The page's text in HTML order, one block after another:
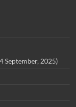
September, 2025)